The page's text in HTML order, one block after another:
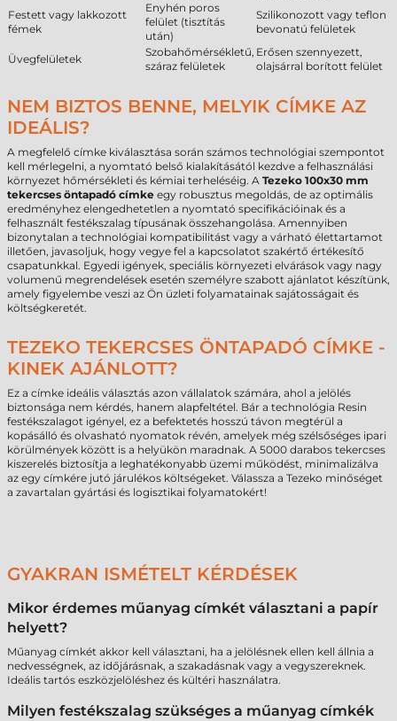
Festett vagy lakkozott
fémek
Enyhén poros
felület (tisztítás
után)
Szilikonozott vagy teflon
bevonatú felületek
Üvegfelületek
Szobahőmérsékletű,
száraz felületek
Erősen szennyezett,
olajsárral borított felület
NEM BIZTOS BENNE, MELYIK CÍMKE AZ
IDEÁLIS?
A megfelelő címke kiválasztása során számos technológiai szempontot
kell mérlegelni, a nyomtató belső kialakításától kezdve a felhasználási
környezet hőmérsékleti és kémiai terheléséig. A Tezeko 100x30 mm
tekercses öntapadó címke egy robusztus megoldás, de az optimális
eredményhez elengedhetetlen a nyomtató specifikációinak és a
felhasznált festékszalag típusának összehangolása. Amennyiben
bizonytalan a technológiai kompatibilitást vagy a várható élettartamot
illetően, javasoljuk, hogy vegye fel a kapcsolatot szakértő értékesítő
csapatunkkal. Egyedi igények, speciális környezeti elvárások vagy nagy
volumenű megrendelések esetén személyre szabott ajánlatot készítünk,
amely figyelembe veszi az Ön üzleti folyamatainak sajátosságait és
költségkeretét.
TEZEKO TEKERCSES ÖNTAPADÓ CÍMKE -
KINEK AJÁNLOTT?
Ez a címke ideális választás azon vállalatok számára, ahol a jelölés
biztonsága nem kérdés, hanem alapfeltétel. Bár a technológia Resin
festékszalagot igényel, ez a befektetés hosszú távon megtérül a
kopásálló és olvasható nyomatok révén, amelyek még szélsőséges ipari
körülmények között is a helyükön maradnak. A 5000 darabos tekercses
kiszerelés biztosítja a leghatékonyabb üzemi működést, minimalizálva
az egy címkére jutó járulékos költségeket. Válassza a Tezeko minőséget
a zavartalan gyártási és logisztikai folyamatokért!
GYAKRAN ISMÉTELT KÉRDÉSEK
Mikor érdemes műanyag címkét választani a papír
helyett?
Műanyag címkét akkor kell választani, ha a jelölésnek ellen kell állnia a
nedvességnek, az időjárásnak, a szakadásnak vagy a vegyszereknek.
Ideális tartós eszközjelöléshez és kültéri használatra.
Milyen festékszalag szükséges a műanyag címkék